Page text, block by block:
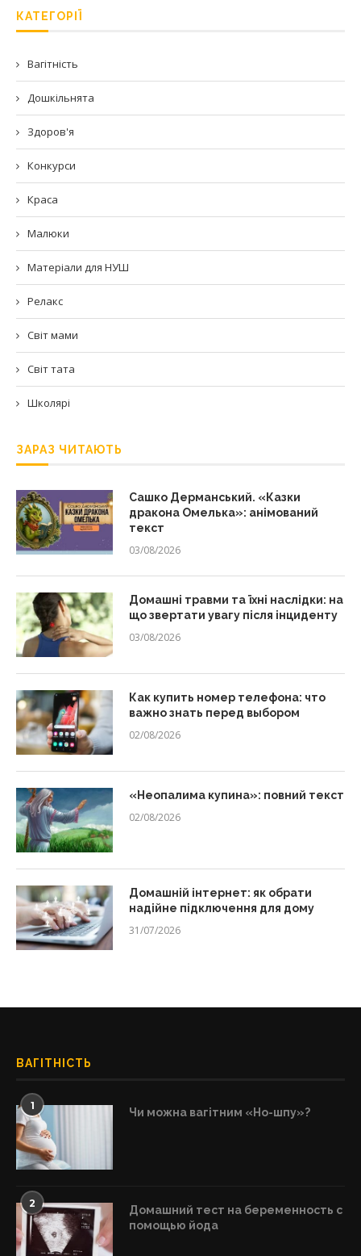
КАТЕГОРІЇ
Вагітність
Дошкільнята
Здоров'я
Конкурси
Краса
Малюки
Матеріали для НУШ
Релакс
Світ мами
Світ тата
Школярі
ЗАРАЗ ЧИТАЮТЬ
Сашко Дерманський. «Казки
дракона Омелька»: анімований
текст
03/08/2026
Домашні травми та їхні наслідки: на
що звертати увагу після інциденту
03/08/2026
Как купить номер телефона: что
важно знать перед выбором
02/08/2026
«Неопалима купина»: повний текст
02/08/2026
Домашній інтернет: як обрати
надійне підключення для дому
31/07/2026
ВАГІТНІСТЬ
1 Чи можна вагітним «Но-шпу»?
2
Домашний тест на беременность с
помощью йода